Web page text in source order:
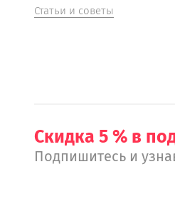
Статьи и советы
Скидка 5 % в
Подпишитесь и